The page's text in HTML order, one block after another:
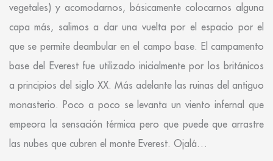
vegetales) y acomodarnos, básicamente colocarnos alguna
capa más, salimos a dar una vuelta por el espacio por el
que se permite deambular en el campo base. El campamento
base del Everest fue utilizado inicialmente por los británicos
a principios del siglo XX. Más adelante las ruinas del antiguo
monasterio. Poco a poco se levanta un viento infernal que
empeora la sensación térmica pero que puede que arrastre
las nubes que cubren el monte Everest. Ojalá…